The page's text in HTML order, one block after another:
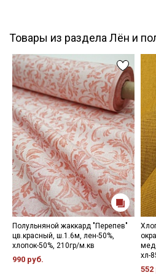
Товары из раздела Лён и
Полульняной жаккард "Перепев"
цв.красный, ш.1.6м, лен-50%,
хлопок-50%, 210гр/м.кв
990 руб.
хл-
552